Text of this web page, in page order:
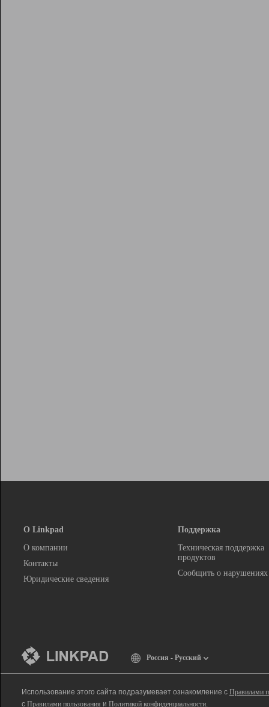
О Linkpad
О компании
Контакты
Юридические сведения
Поддержка
Техническая поддержка
продуктов
Сообщить о нарушениях
Россия - Русский
Использование этого сайта подразумевает ознакомление с Правилами
с Правилами пользования и Политикой конфиденциальности.